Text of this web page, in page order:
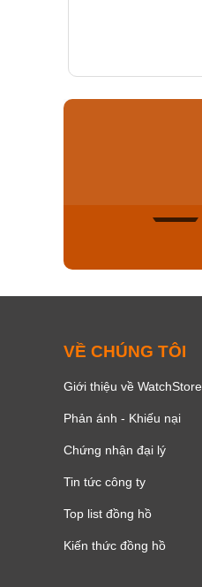
VỀ CHÚNG TÔI
Giới thiệu về WatchStore
Phản ánh - Khiếu nại
Chứng nhận đại lý
Tin tức công ty
Top list đồng hồ
Kiến thức đồng hồ